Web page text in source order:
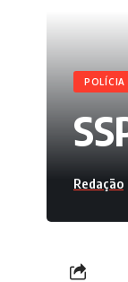
POLÍCIA
Redação